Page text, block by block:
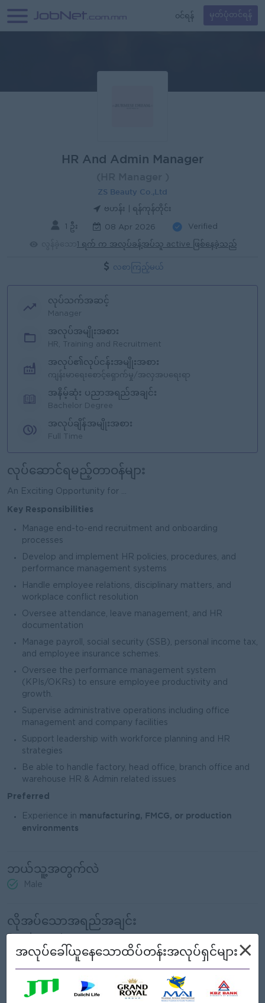
၀င်ရန် မှတ်ပုံတင်ရန်
HR And Admin Manager
ZS Beauty Co.,Ltd
ဗဟန်း | ရန်ကုန်တိုင်း
1 ဦး 08 Apr 2026 Verified
1 ရက် က အလုပ်ခန့်အပ်သူ active ဖြစ်နေခဲ့သည်
လစာကြည့်မယ်
လုပ်သက်အဆင့်
Manager
အလုပ်အမျိုးအစား
HR, Training and Recruitment
အလုပ်၏လုပ်ငန်းအမျိုးအစား
ကျန်းမာရေးစောင့်ရှောက်မှု/အလှအပရေးရာ
အနိမ့်ဆုံး ပညာအရည်အချင်း
Bachelor Degree
အလုပ်ချိန်အမျိုးအစား
Full Time
လုပ်ဆောင်ရမည့်တာဝန်များ
An Exciting Opportunity for ...
Key Responsibilities
Manage end-to-end recruitment and onboarding
processes
Develop and implement HR policies, procedures, and
performance management systems
Handle employee relations, disciplinary matters, and
workplace conflict resolution
Oversee attendance, leave management, and HR
documentation
Manage payroll, social security (SSB), personal income tax,
and employee insurance schemes.
Oversee the performance management system
(KPIs/OKRs) to ensure employee productivity and
growth.
Supervise administrative operations including office
management and company facilities
Support leadership with workforce planning and HR
strategies
Be able to handle factory, head office, branch office and
warehouse HR & Admin related issues
Preferred
Experience in manufacturing, FMCG, or production
environments
ဘယ်သူ့အတွက်လဲ
Male
လိုအပ်သောအရည်အချင်း
Requirements
Bachelor’s degree inHuman Resources, Business
Administration, or related field
5–8 years of HR experience, includingmanagerial
responsibilities
အလုပ်ခေါ်ယူနေသောထိပ်တန်းအလုပ်ရှင်များ×